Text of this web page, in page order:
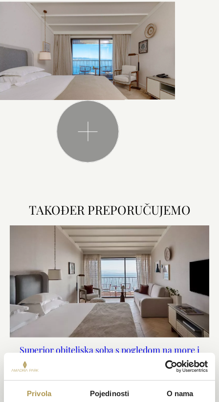
Privola Pojedinosti O nama
TAKOĐER PREPORUČUJEMO
Superior obiteljska soba s pogledom na more i
Površina 35m² Pogled na more
Do 4 osobe (2 odraslih i 2 djece do 12 godina)